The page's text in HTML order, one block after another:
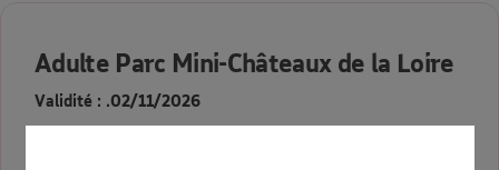
Adulte Parc Mini-Châteaux de la Loire
Validité : .02/11/2026